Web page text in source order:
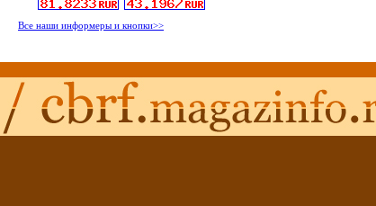
Все наши информеры и кнопки>>